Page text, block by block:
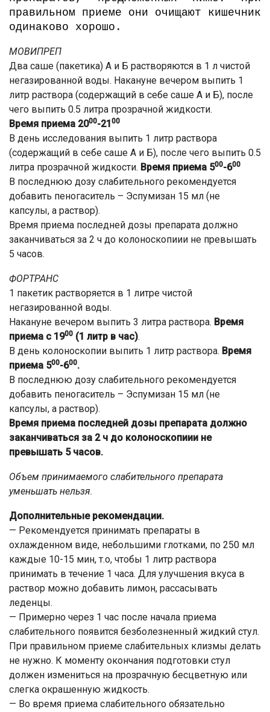
правильном приеме они очищают кишечник
одинаково хорошо.
МОВИПРЕП
Два саше (пакетика) А и Б растворяются в 1 л чистой
негазированной воды. Накануне вечером выпить 1
литр раствора (содержащий в себе саше А и Б), после
чего выпить 0.5 литра прозрачной жидкости.
Время приема 2000-2100
В день исследования выпить 1 литр раствора
(содержащий в себе саше А и Б), после чего выпить 0.5
литра прозрачной жидкости. Время приема 500-600
В последнюю дозу слабительного рекомендуется
добавить пеногаситель – Эспумизан 15 мл (не
капсулы, а раствор).
Время приема последней дозы препарата должно
заканчиваться за 2 ч до колоноскопиии не превышать
5 часов.
ФОРТРАНС
1 пакетик растворяется в 1 литре чистой
негазированной воды.
Накануне вечером выпить 3 литра раствора. Время
приема с 1900 (1 литр в час).
В день колоноскопии выпить 1 литр раствора. Время
приема 500-600.
В последнюю дозу слабительного рекомендуется
добавить пеногаситель – Эспумизан 15 мл (не
капсулы, а раствор).
Время приема последней дозы препарата должно
заканчиваться за 2 ч до колоноскопиии не
превышать 5 часов.
Объем принимаемого слабительного препарата
уменьшать нельзя.
Дополнительные рекомендации.
— Рекомендуется принимать препараты в
охлажденном виде, небольшими глотками, по 250 мл
каждые 10-15 мин, т.о, чтобы 1 литр раствора
принимать в течение 1 часа. Для улучшения вкуса в
раствор можно добавить лимон, рассасывать
леденцы.
— Примерно через 1 час после начала приема
слабительного появится безболезненный жидкий стул.
При правильном приеме слабительных клизмы делать
не нужно. К моменту окончания подготовки стул
должен измениться на прозрачную бесцветную или
слегка окрашенную жидкость.
— Во время приема слабительного обязательно